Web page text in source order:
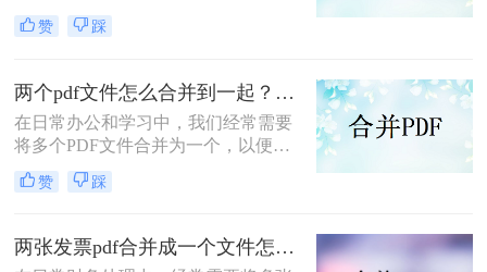
文档管理和分享。然而，当需要整合
多个PDF文件时，找到一种简单且有
何合并pdf文件到一个pdf呢？本文将
介绍三种不同的方法来帮助您轻松地
将多个PDF文件合并成一个PDF文
件。
赞 踩
两个pdf文件怎么合并到一起？这三种合并方法超实用！
在日常办公和学习中，我们经常需要
将多个PDF文件合并为一个，以便于
阅读、分享或存档。那么两个pdf文件
怎么合并到一起呢？本文将介绍三种
赞 踩
两张发票pdf合并成一个文件怎么弄？掌握这3种方法轻松合并！